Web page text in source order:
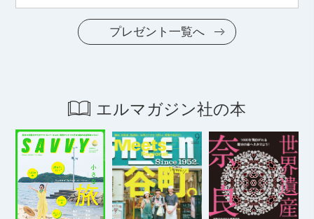
プレゼント一覧へ
エルマガジン社の本